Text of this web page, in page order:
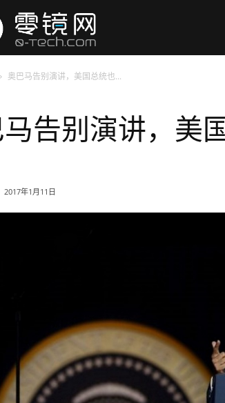
镜
网
奥巴马告别演讲，美国总统也...
告别演讲，美
2017年1月11日